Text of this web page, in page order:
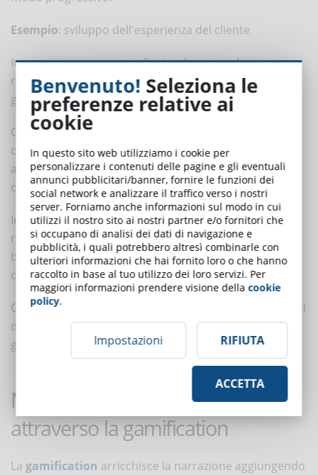
Esempio: sviluppo dell'esperienza del cliente
Immaginiamo una serie di microlearning che segue un
responsabile del successo dei clienti alle prese con la
gestione di un account importante ma a rischio.
Ogni episodio affronta una fase diversa della relazione
con il cliente: costruire la fiducia, gestire le aspettative,
affrontare un reclamo o negoziare il rinnovo di un
contratto.
In ciascun episodio viene presentato uno scenario
realistico che richiede di prendere una decisione. In
base alla scelta fatta, vengono mostrate le possibili
conseguenze e offerti brevi spunti di coaching.
Con il tempo, grazie all’esposizione ripetuta a situazioni
diverse, i partecipanti sviluppano maggiore capacità di
giudizio e gestione delle relazioni con i clienti.
Migliorare il coinvolgimento
attraverso la gamification
La gamification arricchisce la narrazione aggiungendo
Benvenuto! Seleziona le
preferenze relative ai
cookie
In questo sito web utilizziamo i cookie per
personalizzare i contenuti delle pagine e gli eventuali
annunci pubblicitari/banner, fornire le funzioni dei
social network e analizzare il traffico verso i nostri
server. Forniamo anche informazioni sul modo in cui
utilizzi il nostro sito ai nostri partner e/o fornitori che
si occupano di analisi dei dati di navigazione e
pubblicità, i quali potrebbero altresì combinarle con
ulteriori informazioni che hai fornito loro o che hanno
raccolto in base al tuo utilizzo dei loro servizi. Per
maggiori informazioni prendere visione dellacookie
policy.
Impostazioni RIFIUTA
ACCETTA